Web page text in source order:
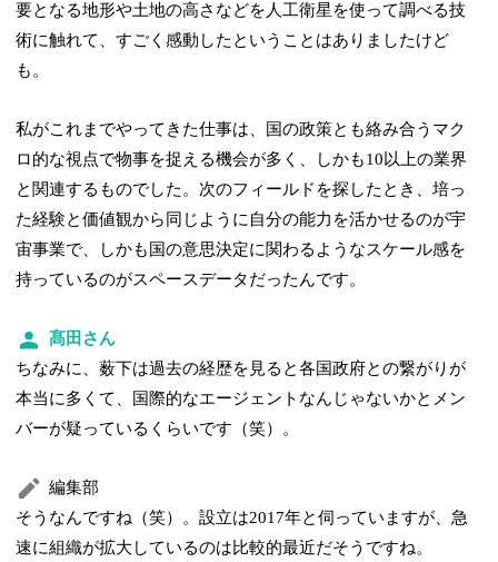
要となる地形や土地の高さなどを人工衛星を使って調べる技
術に触れて、すごく感動したということはありましたけど
も。
私がこれまでやってきた仕事は、国の政策とも絡み合うマク
ロ的な視点で物事を捉える機会が多く、しかも10以上の業界
と関連するものでした。次のフィールドを探したとき、培っ
た経験と価値観から同じように自分の能力を活かせるのが宇
宙事業で、しかも国の意思決定に関わるようなスケール感を
持っているのがスペースデータだったんです。
髙田さん
ちなみに、薮下は過去の経歴を見ると各国政府との繋がりが
本当に多くて、国際的なエージェントなんじゃないかとメン
バーが疑っているくらいです（笑）。
編集部
そうなんですね（笑）。設立は2017年と伺っていますが、急
速に組織が拡大しているのは比較的最近だそうですね。